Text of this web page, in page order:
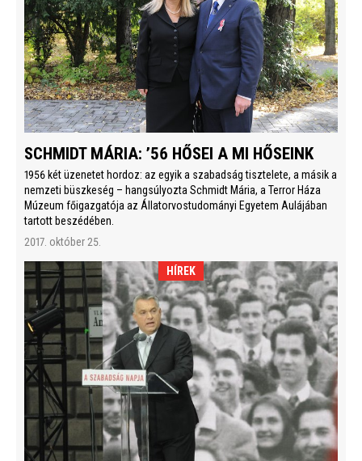
SCHMIDT MÁRIA: ’56 HŐSEI A MI HŐSEINK
1956 két üzenetet hordoz: az egyik a szabadság tisztelete, a másik a
nemzeti büszkeség – hangsúlyozta Schmidt Mária, a Terror Háza
Múzeum főigazgatója az Állatorvostudományi Egyetem Aulájában
tartott beszédében.
2017. október 25.
HÍREK